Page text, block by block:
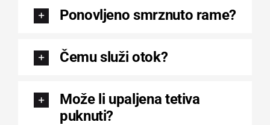
Ponovljeno smrznuto rame?
Čemu služi otok?
Može li upaljena tetiva
puknuti?